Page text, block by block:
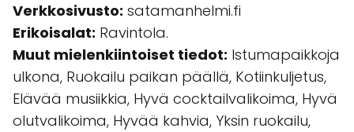
Verkkosivusto: satamanhelmi.fi
Erikoisalat: Ravintola.
Muut mielenkiintoiset tiedot: Istumapaikkoja
ulkona, Ruokailu paikan päällä, Kotiinkuljetus,
Elävää musiikkia, Hyvä cocktailvalikoima, Hyvä
olutvalikoima, Hyvää kahvia, Yksin ruokailu,